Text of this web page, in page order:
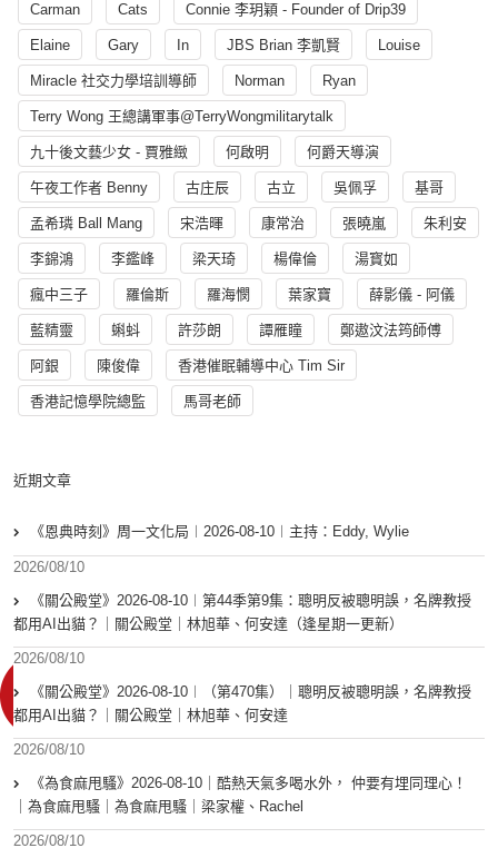
Carman Cats Connie 李玥穎 - Founder of Drip39
Elaine Gary In JBS Brian 李凱賢 Louise
Miracle 社交力學培訓導師 Norman Ryan
Terry Wong 王總講軍事@TerryWongmilitarytalk
九十後文藝少女 - 賈雅緻 何啟明 何爵天導演
午夜工作者 Benny 古庄辰 古立 吳佩孚 基哥
孟希璘 Ball Mang 宋浩暉 康常治 張曉嵐 朱利安
李錦鴻 李鑑峰 梁天琦 楊偉倫 湯寳如
瘋中三子 羅倫斯 羅海憫 葉家寶 薛影儀 - 阿儀
藍精靈 蝌蚪 許莎朗 譚雁瞳 鄭遨汶法筠師傅
阿銀 陳俊偉 香港催眠輔導中心 Tim Sir
香港記憶學院總監 馬哥老師
近期文章
《恩典時刻》周一文化局︱2026-08-10︱主持：Eddy, Wylie
2026/08/10
《關公殿堂》2026-08-10︱第44季第9集：聰明反被聰明誤，名牌教授
都用AI出貓？｜關公殿堂｜林旭華、何安達（逢星期一更新）
2026/08/10
《關公殿堂》2026-08-10︱（第470集）｜聰明反被聰明誤，名牌教授
都用AI出貓？｜關公殿堂｜林旭華、何安達
2026/08/10
《為食麻甩騷》2026-08-10｜酷熱天氣多喝水外， 仲要有埋同理心！
｜為食麻甩騷｜為食麻甩騷｜梁家權、Rachel
2026/08/10